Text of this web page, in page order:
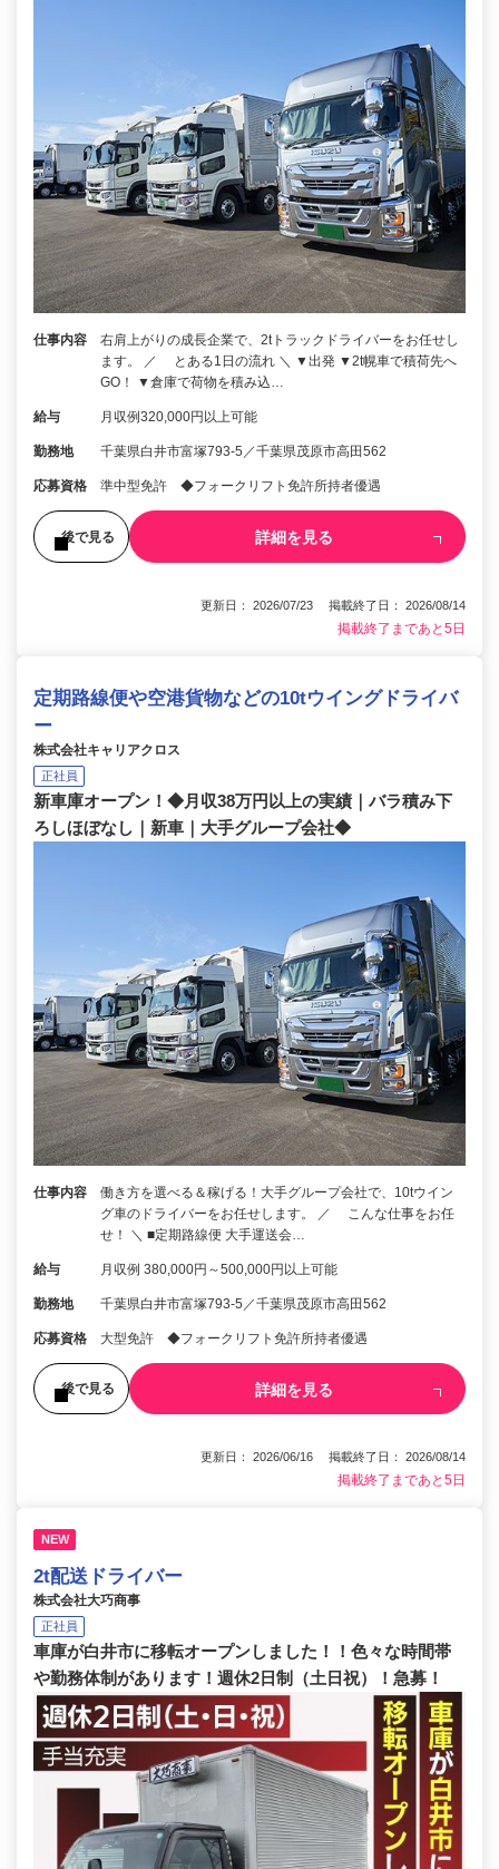
仕事内容
右肩上がりの成長企業で、2tトラックドライバーをお任せし
ます。 ／ とある1日の流れ ＼ ▼出発 ▼2t幌車で積荷先へ
GO！ ▼倉庫で荷物を積み込…
給与 月収例320,000円以上可能
勤務地 千葉県白井市富塚793-5／千葉県茂原市高田562
応募資格 準中型免許 ◆フォークリフト免許所持者優遇
後で見る 詳細を見る
更新日： 2026/07/23 掲載終了日： 2026/08/14
掲載終了まであと5日
定期路線便や空港貨物などの10tウイングドライバ
ー
株式会社キャリアクロス
正社員
新車庫オープン！◆月収38万円以上の実績｜バラ積み下
ろしほぼなし｜新車｜大手グループ会社◆
仕事内容
働き方を選べる＆稼げる！大手グループ会社で、10tウイン
グ車のドライバーをお任せします。 ／ こんな仕事をお任
せ！ ＼ ■定期路線便 大手運送会…
給与 月収例 380,000円～500,000円以上可能
勤務地 千葉県白井市富塚793-5／千葉県茂原市高田562
応募資格 大型免許 ◆フォークリフト免許所持者優遇
後で見る 詳細を見る
更新日： 2026/06/16 掲載終了日： 2026/08/14
掲載終了まであと5日
NEW
2t配送ドライバー
株式会社大巧商事
正社員
車庫が白井市に移転オープンしました！！色々な時間帯
や勤務体制があります！週休2日制（土日祝）！急募！